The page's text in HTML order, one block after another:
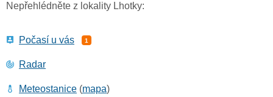
Nepřehlédněte z lokality Lhotky:
Počasí u vás 1
Radar
Meteostanice (mapa)